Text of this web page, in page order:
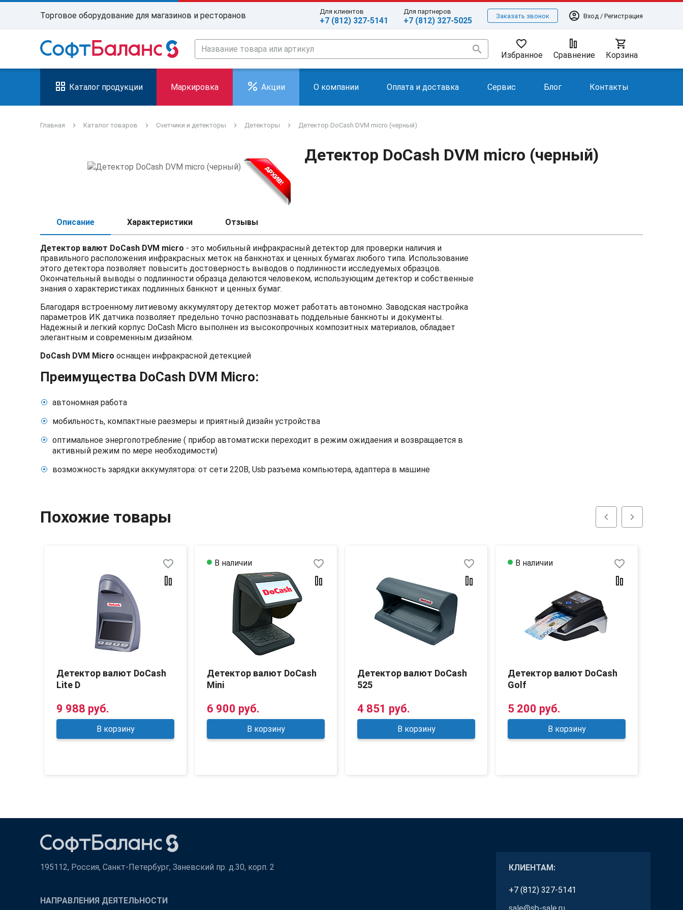
Торговое оборудование для магазинов и ресторанов Для клиентов
+7 (812) 327-5141
Для партнеров
+7 (812) 327-5025 Заказать звонок account_circle Вход / Регистрация
search favorite_border
Избранное Сравнение
shopping_cart
Корзина
Каталог продукции Маркировка Акции О компании Оплата и доставка Сервис Блог Контакты
Главная Каталог товаров Счетчики и детекторы Детекторы Детектор DoCash DVM micro (черный)
Детектор DoCash DVM micro (черный)
Описание Характеристики Отзывы
Детектор валют DoCash DVM micro - это мобильный инфракрасный детектор для проверки наличия и
правильного расположения инфракрасных меток на банкнотах и ценных бумагах любого типа. Использование
этого детектора позволяет повысить достоверность выводов о подлинности исследуемых образцов.
Окончательный выводы о подлинности образца делаются человеком, использующим детектор и собственные
знания о характеристиках подлинных банкнот и ценных бумаг.
Благодаря встроенному литиевому аккумулятору детектор может работать автономно. Заводская настройка
параметров ИК датчика позволяет предельно точно распознавать поддельные банкноты и документы.
Надежный и легкий корпус DoCash Micro выполнен из высокопрочных композитных материалов, обладает
элегантным и современным дизайном.
DoCash DVM Micro оснащен инфракрасной детекцией
Преимущества DoCash DVM Micro:
автономная работа
мобильность, компактные раезмеры и приятный дизайн устройства
оптимальное энергопотребление ( прибор автоматиски переходит в режим ожидаения и возвращается в
активный режим по мере необходимости)
возможность зарядки аккумулятора: от сети 220В, Usb разъема компьютера, адаптера в машине
Похожие товары chevron_left chevron_right
Детектор валют DoCash
Lite D
favorite_border
9 988 руб.
В корзину
Детектор валют DoCash
Mini
favorite_border
6 900 руб.
В наличии
В корзину
Детектор валют DoCash
525
favorite_border
4 851 руб.
В корзину
Детектор валют DoCash
Golf
favorite_border
5 200 руб.
В наличии
В корзину
195112, Россия, Санкт-Петербург, Заневский пр. д.30, корп. 2
НАПРАВЛЕНИЯ ДЕЯТЕЛЬНОСТИ
КЛИЕНТАМ:
+7 (812) 327-5141